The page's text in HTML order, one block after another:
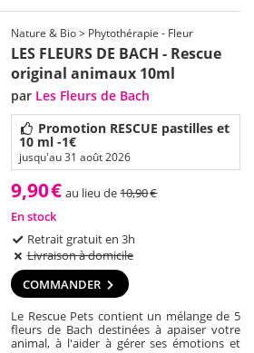
Nature & Bio > Phytothérapie - Fleur
LES FLEURS DE BACH - Rescue
original animaux 10ml
par Les Fleurs de Bach
Promotion RESCUE pastilles et
10 ml -1€
jusqu'au 31 août 2026
9,90€ au lieu de10,90€
En stock
Retrait gratuit en 3h
Livraison à domicile
COMMANDER
Le Rescue Pets contient un mélange de 5
fleurs de Bach destinées à apaiser votre
animal, à l'aider à gérer ses émotions et